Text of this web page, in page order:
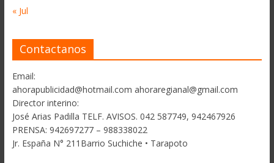
« Jul
Contactanos
Email:
ahorapublicidad@hotmail.com ahoraregianal@gmail.com
Director interino:
José Arias Padilla TELF. AVISOS. 042 587749, 942467926
PRENSA: 942697277 – 988338022
Jr. España N° 211Barrio Suchiche • Tarapoto